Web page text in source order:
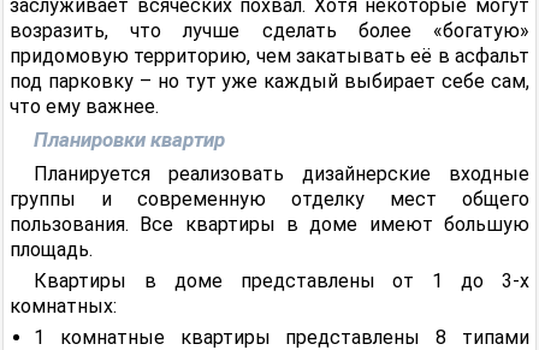
заслуживает всяческих похвал. Хотя некоторые могут
возразить, что лучше сделать более «богатую»
придомовую территорию, чем закатывать её в асфальт
под парковку – но тут уже каждый выбирает себе сам,
что ему важнее.
Планировки квартир
Планируется реализовать дизайнерские входные
группы и современную отделку мест общего
пользования. Все квартиры в доме имеют большую
площадь.
Квартиры в доме представлены от 1 до 3-х
комнатных:
1 комнатные квартиры представлены 8 типами